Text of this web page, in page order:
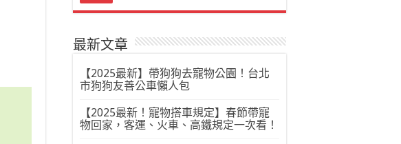
最新文章
【2025最新】帶狗狗去寵物公園！台北
市狗狗友善公車懶人包
【2025最新！寵物搭車規定】春節帶寵
物回家，客運、火車、高鐵規定一次看！